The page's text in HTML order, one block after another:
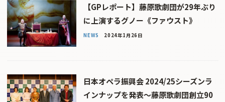
【GPレポート】藤原歌劇団が29年ぶり
に上演するグノー《ファウスト》
NEWS 2024年1月26日
日本オペラ振興会 2024/25シーズンラ
インナップを発表〜藤原歌劇団創立90